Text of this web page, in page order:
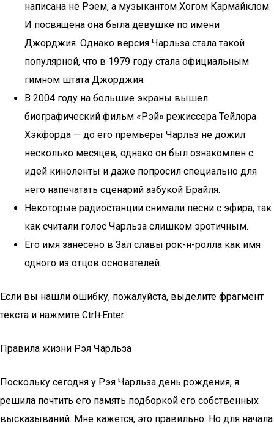
написана не Рэем, а музыкантом Хогом Кармайклом.
И посвящена она была девушке по имени
Джорджия. Однако версия Чарльза стала такой
популярной, что в 1979 году стала официальным
гимном штата Джорджия.
В 2004 году на большие экраны вышел
биографический фильм «Рэй» режиссера Тейлора
Хэкфорда — до его премьеры Чарльз не дожил
несколько месяцев, однако он был ознакомлен с
идей киноленты и даже попросил специально для
него напечатать сценарий азбукой Брайля.
Некоторые радиостанции снимали песни с эфира, так
как считали голос Чарльза слишком эротичным.
Его имя занесено в Зал славы рок-н-ролла как имя
одного из отцов основателей.
Если вы нашли ошибку, пожалуйста, выделите фрагмент
текста и нажмите Ctrl+Enter.
Правила жизни Рэя Чарльза
Поскольку сегодня у Рэя Чарльза день рождения, я
решила почтить его память подборкой его собственных
высказываний. Мне кажется, это правильно. Но для начала